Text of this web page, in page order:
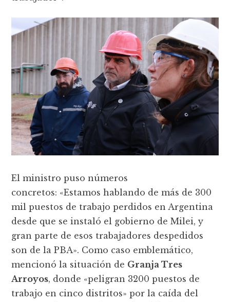
El ministro puso números
concretos: «Estamos hablando de más de 300
mil puestos de trabajo perdidos en Argentina
desde que se instaló el gobierno de Milei, y
gran parte de esos trabajadores despedidos
son de la PBA». Como caso emblemático,
mencionó la situación de Granja Tres
Arroyos, donde «peligran 3200 puestos de
trabajo en cinco distritos» por la caída del